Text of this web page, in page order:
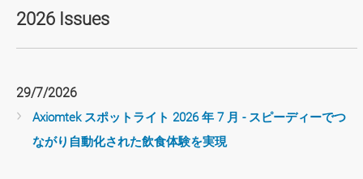
*Email
Company name
メールの購読を中止したい方は、Email アドレスを入力し
て、"Submit" ボタンをクリックしてください
* E-mail
2026 Issues
29/7/2026
Axiomtek スポットライト 2026 年 7 月 - スピーディーでつ
ながり自動化された飲食体験を実現